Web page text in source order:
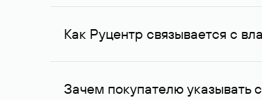
Услуга доступна для доменов,
Как Руцентр связывается с
Для связи с владельцем домена
Зачем покупателю указывать